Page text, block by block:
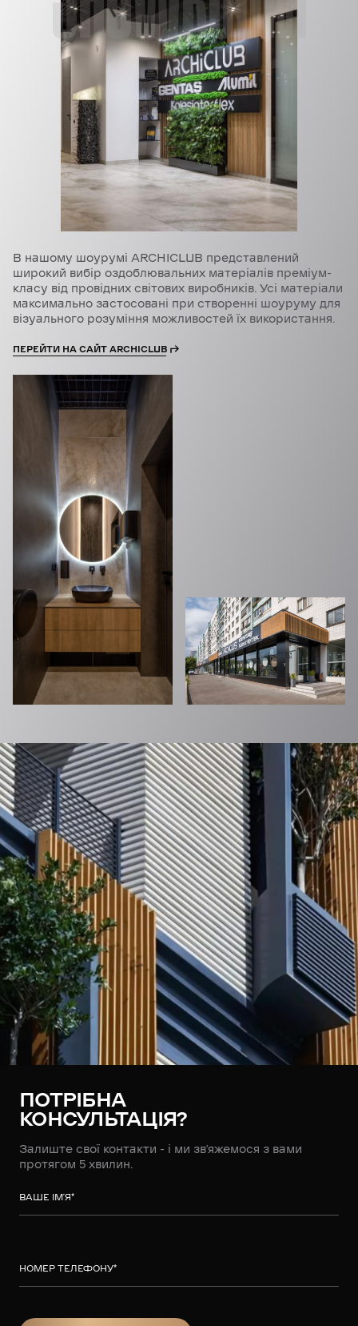
В нашому шоурумі ARCHICLUB представлений
широкий вибір оздоблювальних матеріалів преміум-
класу від провідних світових виробників. Усі матеріали
максимально застосовані при створенні шоуруму для
візуального розуміння можливостей їх використання.
ПЕРЕЙТИ НА САЙТ ARCHICLUB
ПОТРІБНА
КОНСУЛЬТАЦІЯ?
Залиште свої контакти - і ми зв’яжемося з вами
протягом 5 хвилин.
ВАШЕ ІМ’Я*
НОМЕР ТЕЛЕФОНУ*